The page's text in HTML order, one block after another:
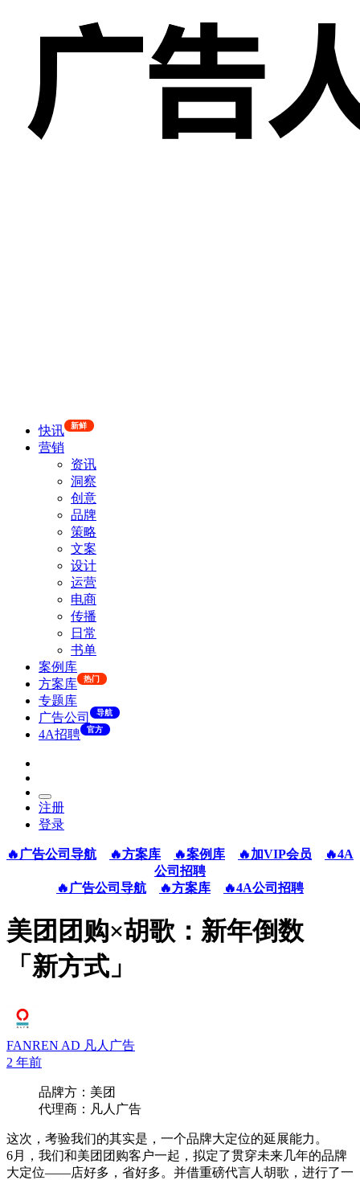
快讯 新鲜
营销
资讯
洞察
创意
品牌
策略
文案
设计
运营
电商
传播
日常
书单
案例库
方案库
热门
专题库
广告公司
导航
4A招聘 官方
注册
登录
🔥广告公司导航 🔥方案库 🔥案例库 🔥加VIP会员
🔥4A
公司招聘
🔥广告公司导航
🔥方案库 🔥4A公司招聘
美团团购×胡歌：新年倒数
「新方式」
FANREN AD 凡人广告
2 年前
品牌方：美团
代理商：凡人广告
这次，考验我们的其实是，一个品牌大定位的延展能力。
6月，我们和美团团购客户一起，拟定了贯穿未来几年的品牌
大定位——店好多，省好多。并借重磅代言人胡歌，进行了一